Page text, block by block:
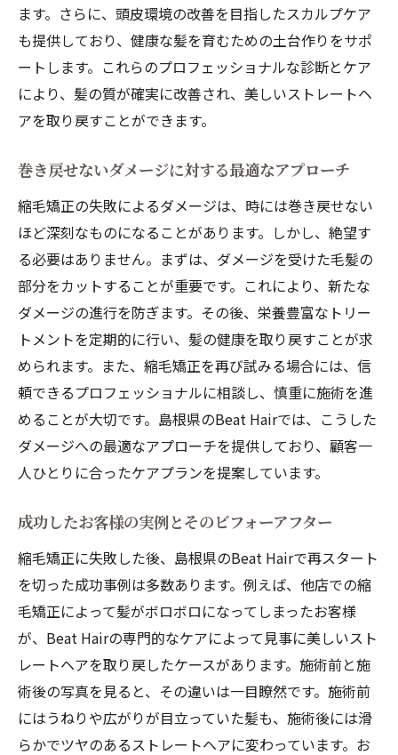
ビートヘアが提供する緊急対策サービス
失敗を最小化するための家庭での対策方法
ビートヘアのサポートシステムとその利点
毛髪ダメージの進行を防ぐためのアドバイ
長期的なヘアケアプランの立て方
縮毛矯正が失敗した時の対処法島根県のプロフ
ェッショナルに相談しよう
失敗した縮毛矯正の対処法とは
ビートヘアの専門家に相談するメリット
専門家のアドバイスを最大限に活用する方
法
縮毛矯正失敗の修正に成功した事例紹介
再度の失敗を避けるためのポイント
信頼できるプロフェッショナルの見極め方
縮毛矯正の失敗を乗り越えるためのステップと
失敗を乗り越えるための心構え
ビートヘアが提案する具体的なリカバリー
プラン
縮毛矯正失敗後のケアステップ解説
ビートヘアのサポート体制とその利点
髪の健康を取り戻すための長期的なアプロ
ーチ
成功への道：縮毛矯正失敗からの復活事例
ます。さらに、頭皮環境の改善を目指したスカルプケア
も提供しており、健康な髪を育むための土台作りをサポ
ートします。これらのプロフェッショナルな診断とケア
により、髪の質が確実に改善され、美しいストレートヘ
アを取り戻すことができます。
巻き戻せないダメージに対する最適なアプローチ
縮毛矯正の失敗によるダメージは、時には巻き戻せない
ほど深刻なものになることがあります。しかし、絶望す
る必要はありません。まずは、ダメージを受けた毛髪の
部分をカットすることが重要です。これにより、新たな
ダメージの進行を防ぎます。その後、栄養豊富なトリー
トメントを定期的に行い、髪の健康を取り戻すことが求
められます。また、縮毛矯正を再び試みる場合には、信
頼できるプロフェッショナルに相談し、慎重に施術を進
めることが大切です。島根県のBeat Hairでは、こうした
ダメージへの最適なアプローチを提供しており、顧客一
人ひとりに合ったケアプランを提案しています。
成功したお客様の実例とそのビフォーアフター
縮毛矯正に失敗した後、島根県のBeat Hairで再スタート
を切った成功事例は多数あります。例えば、他店での縮
毛矯正によって髪がボロボロになってしまったお客様
が、Beat Hairの専門的なケアによって見事に美しいスト
レートヘアを取り戻したケースがあります。施術前と施
術後の写真を見ると、その違いは一目瞭然です。施術前
にはうねりや広がりが目立っていた髪も、施術後には滑
らかでツヤのあるストレートヘアに変わっています。お